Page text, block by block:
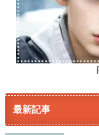
最新記事